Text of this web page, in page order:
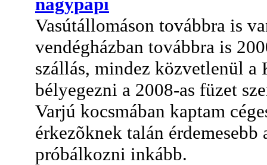
Vasútállomáson továbbra is
vendégházban továbbra is
szállás, mindez közvetlenül
bélyegezni a 2008-as füzet
Varjú kocsmában kaptam
érkezõknek talán
próbálkozni inkább.